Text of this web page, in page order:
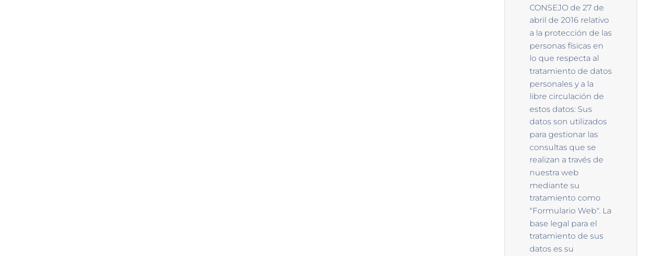
CONSEJO de 27 de
abril de 2016 relativo
a la protección de las
personas físicas en
lo que respecta al
tratamiento de datos
personales y a la
libre circulación de
estos datos: Sus
datos son utilizados
para gestionar las
consultas que se
realizan a través de
nuestra web
mediante su
tratamiento como
"Formulario Web". La
base legal para el
tratamiento de sus
datos es su